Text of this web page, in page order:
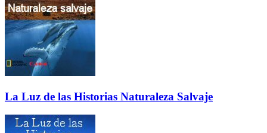
La Luz de las Historias Naturaleza Salvaje